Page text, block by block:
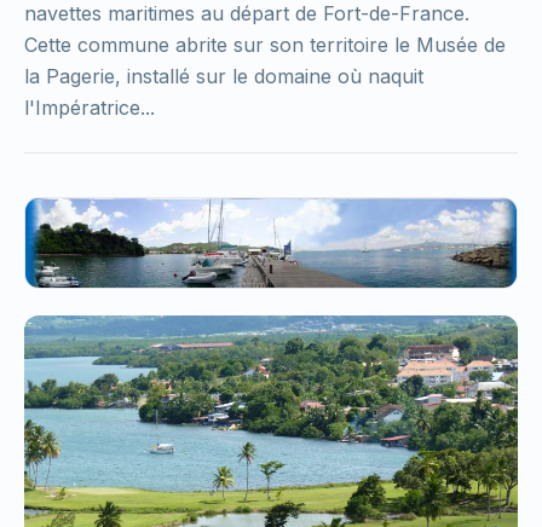
navettes maritimes au départ de Fort-de-France.
Cette commune abrite sur son territoire le Musée de
la Pagerie, installé sur le domaine où naquit
l'Impératrice...